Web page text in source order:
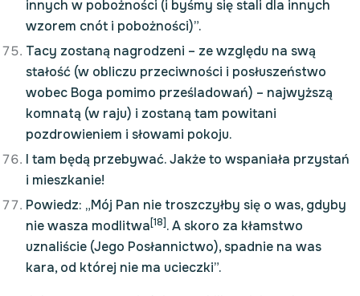
innych w pobożności (i byśmy się stali dla innych
wzorem cnót i pobożności)”.
Tacy zostaną nagrodzeni – ze względu na swą
stałość (w obliczu przeciwności i posłuszeństwo
wobec Boga pomimo prześladowań) – najwyższą
komnatą (w raju) i zostaną tam powitani
pozdrowieniem i słowami pokoju.
I tam będą przebywać. Jakże to wspaniała przystań
i mieszkanie!
Powiedz: „Mój Pan nie troszczyłby się o was, gdyby
nie wasza modlitwa[18]. A skoro za kłamstwo
uznaliście (Jego Posłannictwo), spadnie na was
kara, od której nie ma ucieczki”.